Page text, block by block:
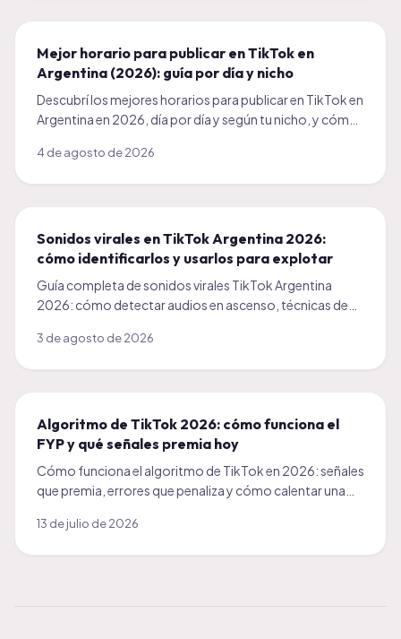
Mejor horario para publicar en TikTok en
Argentina (2026): guía por día y nicho
Descubrí los mejores horarios para publicar en TikTok en
Argentina en 2026, día por día y según tu nicho, y cómo
4 de agosto de 2026
Sonidos virales en TikTok Argentina 2026:
cómo identificarlos y usarlos para explotar
Guía completa de sonidos virales TikTok Argentina
2026: cómo detectar audios en ascenso, técnicas de
3 de agosto de 2026
Algoritmo de TikTok 2026: cómo funciona el
FYP y qué señales premia hoy
Cómo funciona el algoritmo de TikTok en 2026: señales
que premia, errores que penaliza y cómo calentar una
13 de julio de 2026